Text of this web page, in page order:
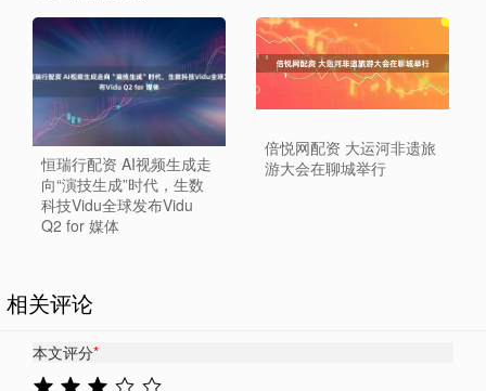
恒瑞行配资 AI视频生成走
向“演技生成”时代，生数
科技Vidu全球发布Vidu
Q2 for 媒体
倍悦网配资 大运河非遗旅
游大会在聊城举行
相关评论
本文评分*